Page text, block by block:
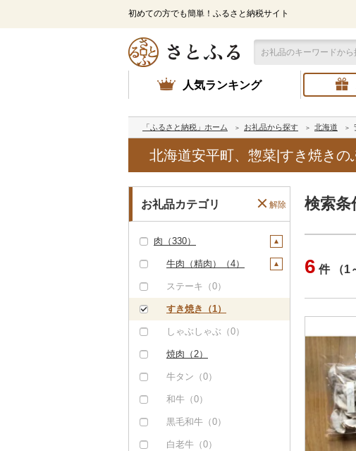
初めての方でも簡単！ふるさと納税サイト
人気ランキング
「ふるさと納税」ホーム お礼品から探す 北海道
北海道安平町、惣菜|すき焼き
お礼品カテゴリ 解除
肉（330）
牛肉（精肉）（4）
ステーキ（0）
すき焼き（1）
しゃぶしゃぶ（0）
焼肉（2）
牛タン（0）
和牛（0）
黒毛和牛（0）
白老牛（0）
検索条
決済
クレ
楽天
メル
6 件 （1